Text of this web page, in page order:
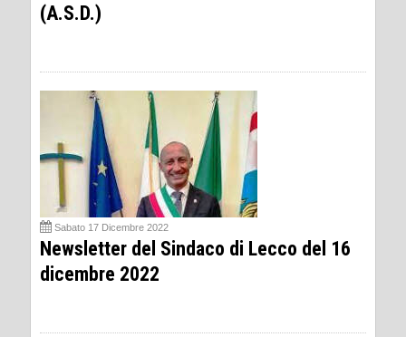
(A.S.D.)
Sabato 17 Dicembre 2022
Newsletter del Sindaco di Lecco del 16
dicembre 2022